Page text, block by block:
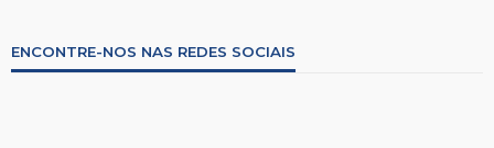
ENCONTRE-NOS NAS REDES SOCIAIS